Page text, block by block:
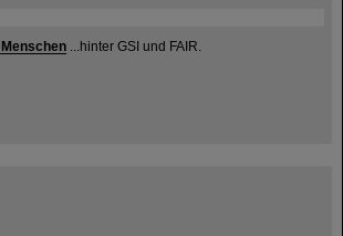
Menschen ...hinter GSI und FAIR.